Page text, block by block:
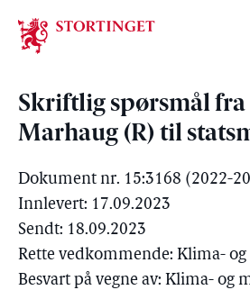
Stortinget.no
Skriftlig spørsmål fra
Marhaug (R) til
Dokument nr. 15:3168 (2022-
Innlevert: 17.09.2023
Sendt: 18.09.2023
Rette vedkommende: Klima-
Besvart på vegne av: Klima- og